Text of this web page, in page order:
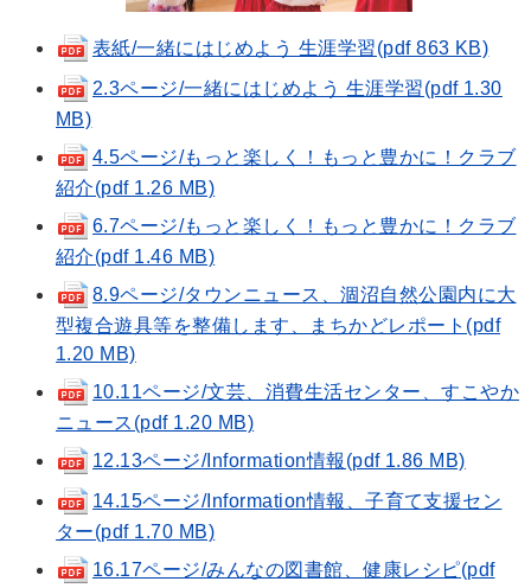
表紙/一緒にはじめよう 生涯学習(pdf 863 KB)
2.3ページ/一緒にはじめよう 生涯学習(pdf 1.30
MB)
4.5ページ/もっと楽しく！もっと豊かに！クラブ
紹介(pdf 1.26 MB)
6.7ページ/もっと楽しく！もっと豊かに！クラブ
紹介(pdf 1.46 MB)
8.9ページ/タウンニュース、涸沼自然公園内に大
型複合遊具等を整備します、まちかどレポート(pdf
1.20 MB)
10.11ページ/文芸、消費生活センター、すこやか
ニュース(pdf 1.20 MB)
12.13ページ/Information情報(pdf 1.86 MB)
14.15ページ/Information情報、子育て支援セン
ター(pdf 1.70 MB)
16.17ページ/みんなの図書館、健康レシピ(pdf